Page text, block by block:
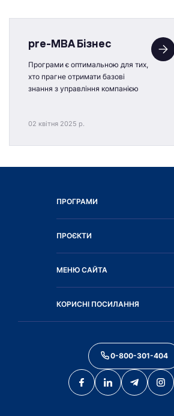
pre-MBA Бізнес
Програми є оптимальною для тих,
хто прагне отримати базові
знання з управління компанією
02 квітня 2025 р.
ПРОГРАМИ
ПРОЄКТИ
МЕНЮ САЙТА
КОРИСНІ ПОСИЛАННЯ
0-800-301-404